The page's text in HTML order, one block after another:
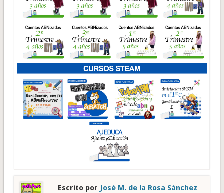
Escrito por José M. de la Rosa Sánchez